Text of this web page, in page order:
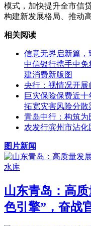
模式，加快提升全市信
构建新发展格局、推动
相关阅读
信意无界启新篇
中信银行携手中
建消费新版图
央行：视情况开
巨灾保险保费近
拓宽灾害风险分散
青岛中行：构筑为
农发行滨州市沾
图片新闻
山东青岛：高
色引擎”，奋战